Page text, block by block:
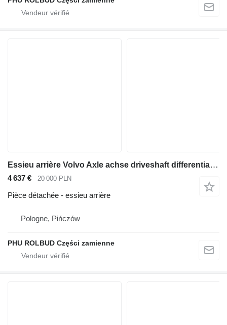
Essieu arrière Volvo Axle achse driveshaft differential kreuzgelenke fina pour tombereau articulé Volvo A20 A25
4 637 € 20 000 PLN
Pièce détachée - essieu arrière
Pologne, Pińczów
PHU ROLBUD Części zamienne